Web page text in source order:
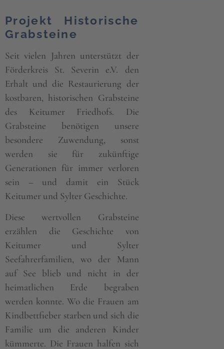
Projekt Historische
Grabsteine
Seit vielen Jahren unterstützt der
Förderkreis St. Severin e.V. den
Erhalt und die Restaurierung der
kostbaren, historischen Grabsteine
des Keitumer Friedhofs. Die
Grabsteine benötigen unsere
besondere Zuwendung, sonst
werden sie für zukünftige
Generationen für immer verloren
sein – und damit ein Stück
Keitumer und Sylter Geschichte.
Diese wertvollen Grabsteine
erzählen die Geschichte von
Keitumer und Sylter
Seefahrerfamilien, wo der Mann
auf See blieb und nicht in der
heimatlichen Erde begraben
werden konnte. Wo die Frauen am
Kindbettfieber starben und sich die
Familie um die anderen Kinder
kümmerte. Die Frauen halfen sich